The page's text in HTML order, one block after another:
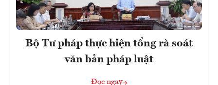
Bộ Tư pháp thực hiện tổng rà soát
văn bản pháp luật
Đọc ngay